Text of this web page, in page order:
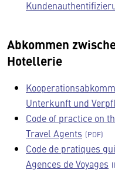
Abkommen
Hotellerie
Unterkunft und
Code of practice on
Travel Agents
Code de pratiques
Agences de Voyages